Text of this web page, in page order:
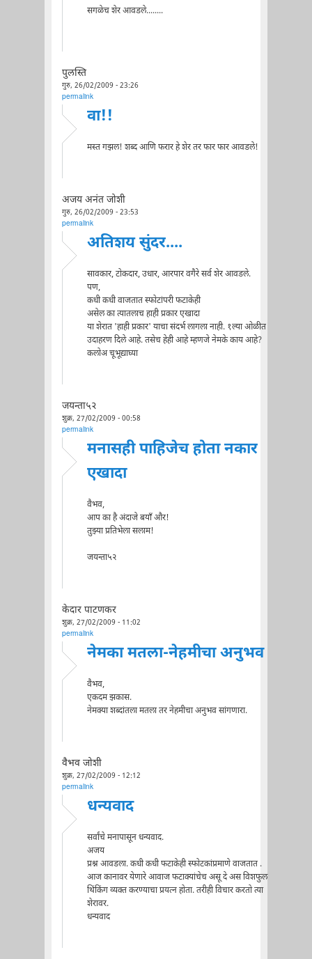
सगळेच शेर आवडले........
पुलस्ति
गुरु, 26/02/2009 - 23:26
permalink
वा!!
मस्त गझल! शब्द आणि फरार हे शेर तर फार फार आवडले!
अजय अनंत जोशी
गुरु, 26/02/2009 - 23:53
permalink
अतिशय सुंदर....
सावकार, टोकदार, उधार, आरपार वगैरे सर्व शेर आवडले.
पण,
कधी कधी वाजतात स्फोटांपरी फटाकेही
असेल का त्यातलाच हाही प्रकार एखादा
या शेरात 'हाही प्रकार' याचा संदर्भ लागला नाही. १ल्या ओळीत
उदाहरण दिले आहे. तसेच हेही आहे म्हणजे नेमके काय आहे?
कलोअ चूभूद्याघ्या
जयन्ता५२
शुक्र, 27/02/2009 - 00:58
permalink
मनासही पाहिजेच होता नकार
एखादा
वैभव,
आप का है अंदाजे बयाँ और!
तुझ्या प्रतिभेला सलाम!
जयन्ता५२
केदार पाटणकर
शुक्र, 27/02/2009 - 11:02
permalink
नेमका मतला-नेहमीचा अनुभव
वैभव,
एकदम झकास.
नेमक्या शब्दांतला मतला तर नेहमीचा अनुभव सांगणारा.
वैभव जोशी
शुक्र, 27/02/2009 - 12:12
permalink
धन्यवाद
सर्वांचे मनापासून धन्यवाद.
अजय
प्रश्न आवडला. कधी कधी फटाकेही स्फोटकांप्रमाणे वाजतात .
आज कानावर येणारे आवाज फटाक्यांचेच असू दे अस विशफुल
थिंकिंग व्यक्त करण्याचा प्रयत्न होता. तरीही विचार करतो त्या
शेरावर.
धन्यवाद